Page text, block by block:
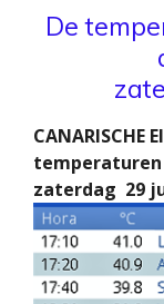
De
CANARISCHE
temperaturen
zaterdag 29